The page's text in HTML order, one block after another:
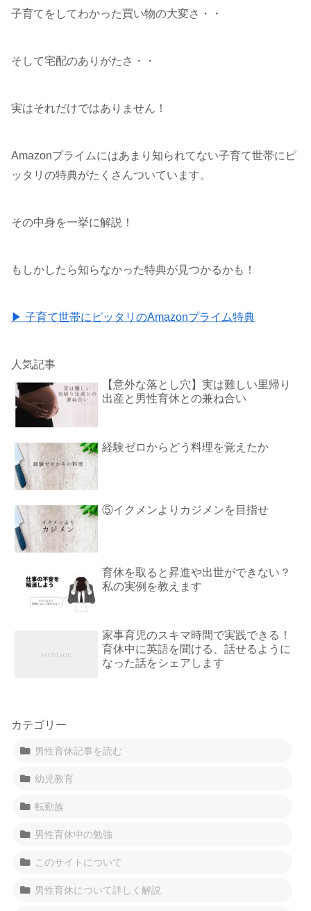
子育てをしてわかった買い物の大変さ・・
そして宅配のありがたさ・・
実はそれだけではありません！
Amazonプライムにはあまり知られてない子育て世帯にピ
ッタリの特典がたくさんついています。
その中身を一挙に解説！
もしかしたら知らなかった特典が見つかるかも！
▶ 子育て世帯にピッタリのAmazonプライム特典
人気記事
【意外な落とし穴】実は難しい里帰り
出産と男性育休との兼ね合い
経験ゼロからどう料理を覚えたか
⑤イクメンよりカジメンを目指せ
育休を取ると昇進や出世ができない？
私の実例を教えます
家事育児のスキマ時間で実践できる！
育休中に英語を聞ける、話せるように
なった話をシェアします
カテゴリー
男性育休記事を読む
幼児教育
転勤族
男性育休中の勉強
このサイトについて
男性育休について詳しく解説